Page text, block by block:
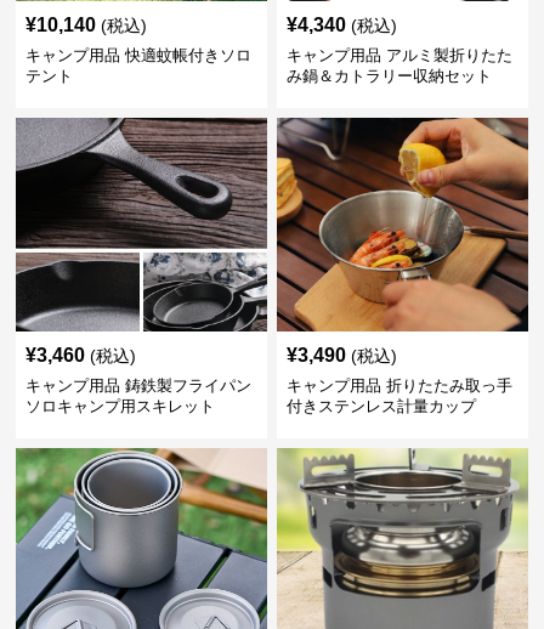
¥10,140 (税込)
キャンプ用品 快適蚊帳付きソロ
テント
¥4,340 (税込)
キャンプ用品 アルミ製折りたた
み鍋＆カトラリー収納セット
¥3,460 (税込)
キャンプ用品 鋳鉄製フライパン
ソロキャンプ用スキレット
¥3,490 (税込)
キャンプ用品 折りたたみ取っ手
付きステンレス計量カップ